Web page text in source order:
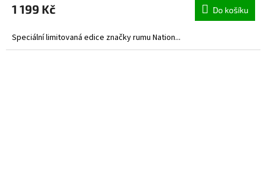
1 199 Kč Do košíku
Speciální limitovaná edice značky rumu Nation...